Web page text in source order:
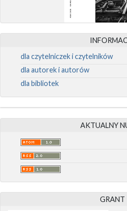
dla czytelniczek i czytelników
dla autorek i autorów
dla bibliotek
AKTUALNY
GRANT